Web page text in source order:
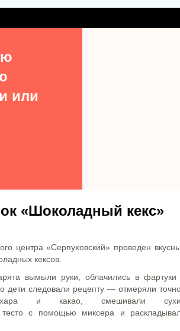
или
«Шоколадный кекс»
центра «Серпуховский» проведен
кексов.
вымыли руки, облачились в фартуки
дети следовали рецепту — отмеряли
и какао, смешивали
тесто с помощью миксера и